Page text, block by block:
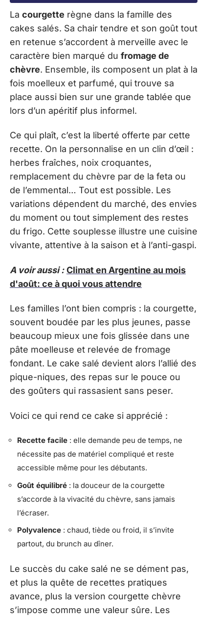
La courgette règne dans la famille des
cakes salés. Sa chair tendre et son goût tout
en retenue s’accordent à merveille avec le
caractère bien marqué du fromage de
chèvre. Ensemble, ils composent un plat à la
fois moelleux et parfumé, qui trouve sa
place aussi bien sur une grande tablée que
lors d’un apéritif plus informel.
Ce qui plaît, c’est la liberté offerte par cette
recette. On la personnalise en un clin d’œil :
herbes fraîches, noix croquantes,
remplacement du chèvre par de la feta ou
de l’emmental… Tout est possible. Les
variations dépendent du marché, des envies
du moment ou tout simplement des restes
du frigo. Cette souplesse illustre une cuisine
vivante, attentive à la saison et à l’anti-gaspi.
A voir aussi : Climat en Argentine au mois
d'août: ce à quoi vous attendre
Les familles l’ont bien compris : la courgette,
souvent boudée par les plus jeunes, passe
beaucoup mieux une fois glissée dans une
pâte moelleuse et relevée de fromage
fondant. Le cake salé devient alors l’allié des
pique-niques, des repas sur le pouce ou
des goûters qui rassasient sans peser.
Voici ce qui rend ce cake si apprécié :
Recette facile : elle demande peu de temps, ne
nécessite pas de matériel compliqué et reste
accessible même pour les débutants.
Goût équilibré : la douceur de la courgette
s’accorde à la vivacité du chèvre, sans jamais
l’écraser.
Polyvalence : chaud, tiède ou froid, il s’invite
partout, du brunch au dîner.
Le succès du cake salé ne se dément pas,
et plus la quête de recettes pratiques
avance, plus la version courgette chèvre
s’impose comme une valeur sûre. Les